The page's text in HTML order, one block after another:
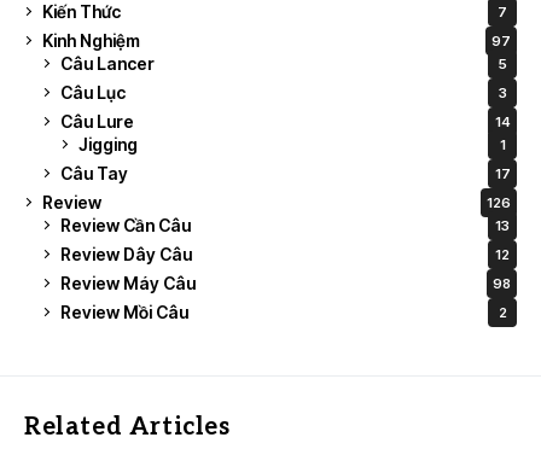
Kiến Thức 7
Kinh Nghiệm 97
Câu Lancer 5
Câu Lục 3
Câu Lure 14
Jigging 1
Câu Tay 17
Review 126
Review Cần Câu 13
Review Dây Câu 12
Review Máy Câu 98
Review Mồi Câu 2
Related Articles